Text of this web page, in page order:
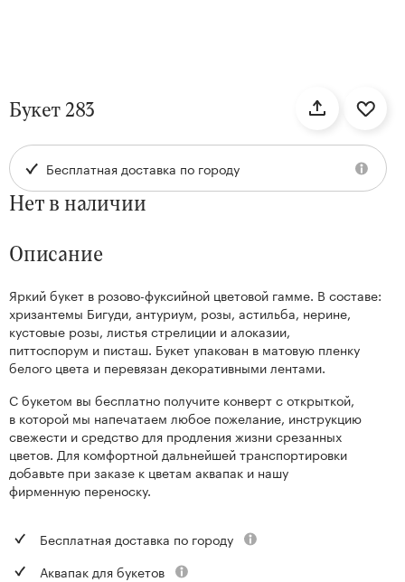
Kenzan
Collection
Букет 283
Бесплатная доставка по городу
Нет в наличии
Описание
Яркий букет в розово-фуксийной цветовой гамме. В составе:
хризантемы Бигуди, антуриум, розы, астильба, нерине,
кустовые розы, листья стрелиции и алоказии,
питтоспорум и писташ. Букет упакован в матовую пленку
белого цвета и перевязан декоративными лентами.
С букетом вы бесплатно получите конверт с открыткой,
в которой мы напечатаем любое пожелание, инструкцию
свежести и средство для продления жизни срезанных
цветов. Для комфортной дальнейшей транспортировки
добавьте при заказе к цветам аквапак и нашу
фирменную переноску.
Бесплатная доставка по городу
Аквапак для букетов